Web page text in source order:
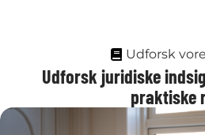
Udforsk
Udforsk juridiske
praktiske